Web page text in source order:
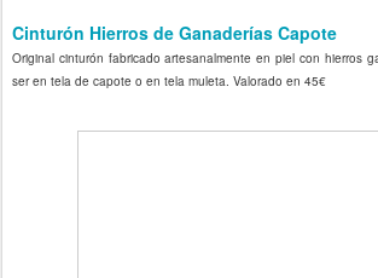
Cinturón Hierros de Ganaderías Capote
Original cinturón fabricado artesanalmente en piel con hierros
ser en tela de capote o en tela muleta. Valorado en 45€